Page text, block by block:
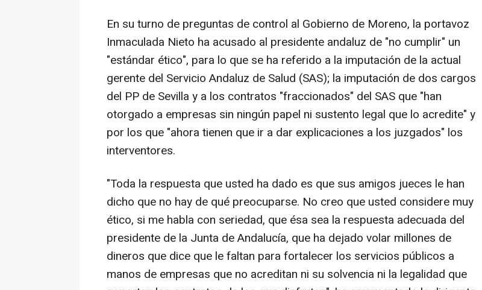
En su turno de preguntas de control al Gobierno de Moreno, la portavoz
Inmaculada Nieto ha acusado al presidente andaluz de "no cumplir" un
"estándar ético", para lo que se ha referido a la imputación de la actual
gerente del Servicio Andaluz de Salud (SAS); la imputación de dos cargos
del PP de Sevilla y a los contratos "fraccionados" del SAS que "han
otorgado a empresas sin ningún papel ni sustento legal que lo acredite" y
por los que "ahora tienen que ir a dar explicaciones a los juzgados" los
interventores.
"Toda la respuesta que usted ha dado es que sus amigos jueces le han
dicho que no hay de qué preocuparse. No creo que usted considere muy
ético, si me habla con seriedad, que ésa sea la respuesta adecuada del
presidente de la Junta de Andalucía, que ha dejado volar millones de
dineros que dice que le faltan para fortalecer los servicios públicos a
manos de empresas que no acreditan ni su solvencia ni la legalidad que